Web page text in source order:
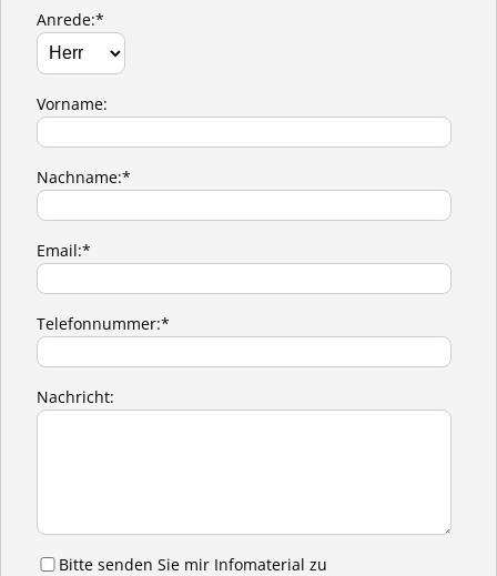
Anrede:*
Vorname:
Nachname:*
Email:*
Telefonnummer:*
Nachricht:
Bitte senden Sie mir Infomaterial zu